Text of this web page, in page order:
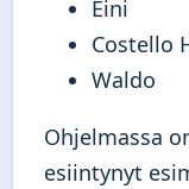
Eini
Costello
Waldo
Ohjelmassa
esiintynyt